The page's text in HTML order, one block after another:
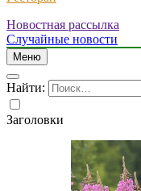
Новостная рассылка
Случайные новости
Меню
Найти:
Заголовки